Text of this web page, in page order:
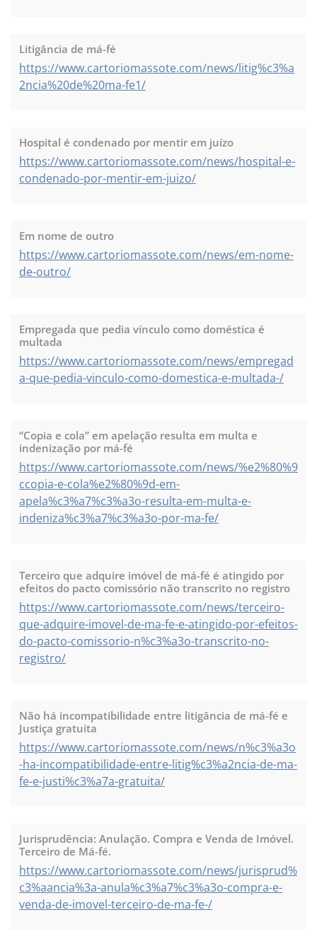
Litigância de má-fé
https://www.cartoriomassote.com/news/litig%c3%a
2ncia%20de%20ma-fe1/
Hospital é condenado por mentir em juízo
https://www.cartoriomassote.com/news/hospital-e-
condenado-por-mentir-em-juizo/
Em nome de outro
https://www.cartoriomassote.com/news/em-nome-
de-outro/
Empregada que pedia vínculo como doméstica é
multada
https://www.cartoriomassote.com/news/empregad
a-que-pedia-vinculo-como-domestica-e-multada-/
“Copia e cola” em apelação resulta em multa e
indenização por má-fé
https://www.cartoriomassote.com/news/%e2%80%9
ccopia-e-cola%e2%80%9d-em-
apela%c3%a7%c3%a3o-resulta-em-multa-e-
indeniza%c3%a7%c3%a3o-por-ma-fe/
Terceiro que adquire imóvel de má-fé é atingido por
efeitos do pacto comissório não transcrito no registro
https://www.cartoriomassote.com/news/terceiro-
que-adquire-imovel-de-ma-fe-e-atingido-por-efeitos-
do-pacto-comissorio-n%c3%a3o-transcrito-no-
registro/
Não há incompatibilidade entre litigância de má-fé e
Justiça gratuita
https://www.cartoriomassote.com/news/n%c3%a3o
-ha-incompatibilidade-entre-litig%c3%a2ncia-de-ma-
fe-e-justi%c3%a7a-gratuita/
Jurisprudência: Anulação. Compra e Venda de Imóvel.
Terceiro de Má-fé.
https://www.cartoriomassote.com/news/jurisprud%
c3%aancia%3a-anula%c3%a7%c3%a3o-compra-e-
venda-de-imovel-terceiro-de-ma-fe-/